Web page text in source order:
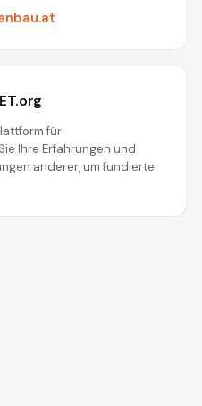
für
Ihre Erfahrungen und
anderer, um fundierte